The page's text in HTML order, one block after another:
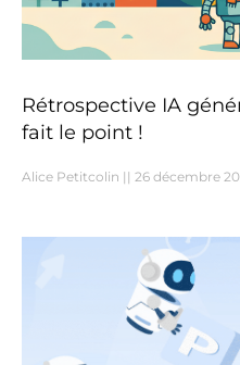
Rétrospective IA
fait le point !
Alice Petitcolin 26 décembre